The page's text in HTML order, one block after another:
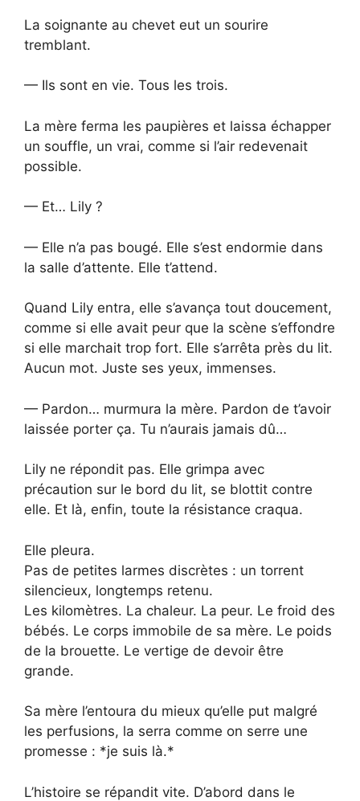
La soignante au chevet eut un sourire
tremblant.
— Ils sont en vie. Tous les trois.
La mère ferma les paupières et laissa échapper
un souffle, un vrai, comme si l’air redevenait
possible.
— Et… Lily ?
— Elle n’a pas bougé. Elle s’est endormie dans
la salle d’attente. Elle t’attend.
Quand Lily entra, elle s’avança tout doucement,
comme si elle avait peur que la scène s’effondre
si elle marchait trop fort. Elle s’arrêta près du lit.
Aucun mot. Juste ses yeux, immenses.
— Pardon… murmura la mère. Pardon de t’avoir
laissée porter ça. Tu n’aurais jamais dû…
Lily ne répondit pas. Elle grimpa avec
précaution sur le bord du lit, se blottit contre
elle. Et là, enfin, toute la résistance craqua.
Elle pleura.
Pas de petites larmes discrètes : un torrent
silencieux, longtemps retenu.
Les kilomètres. La chaleur. La peur. Le froid des
bébés. Le corps immobile de sa mère. Le poids
de la brouette. Le vertige de devoir être
grande.
Sa mère l’entoura du mieux qu’elle put malgré
les perfusions, la serra comme on serre une
promesse : *je suis là.*
L’histoire se répandit vite. D’abord dans le